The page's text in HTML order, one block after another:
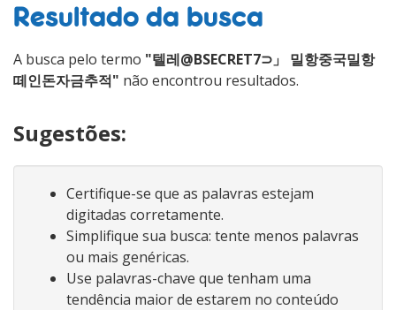
busca
Resultado da busca
A busca pelo termo "텔레@BSECRET7⊃」 밀항중국밀항
떼인돈자금추적" não encontrou resultados.
Sugestões:
Certifique-se que as palavras estejam
digitadas corretamente.
Simplifique sua busca: tente menos palavras
ou mais genéricas.
Use palavras-chave que tenham uma
tendência maior de estarem no conteúdo